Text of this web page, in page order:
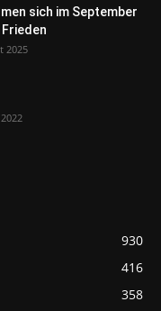
sich im September
2025
930
416
358